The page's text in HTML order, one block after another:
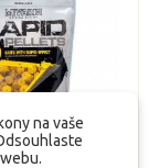
na vaše